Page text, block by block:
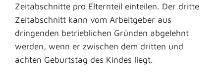
Zeitabschnitte pro Elternteil einteilen. Der dritte
Zeitabschnitt kann vom Arbeitgeber aus
dringenden betrieblichen Gründen abgelehnt
werden, wenn er zwischen dem dritten und
achten Geburtstag des Kindes liegt.